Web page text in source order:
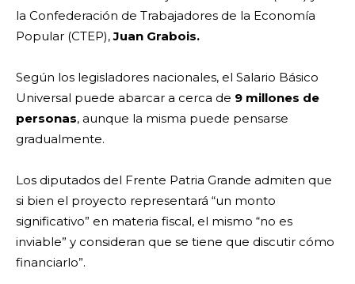
la Confederación de Trabajadores de la Economía
Popular (CTEP),Juan Grabois.
Según los legisladores nacionales, el Salario Básico
Universal puede abarcar a cerca de 9 millones de
personas, aunque la misma puede pensarse
gradualmente.
Los diputados del Frente Patria Grande admiten que
si bien el proyecto representará “un monto
significativo” en materia fiscal, el mismo “no es
inviable” y consideran que se tiene que discutir cómo
financiarlo”.